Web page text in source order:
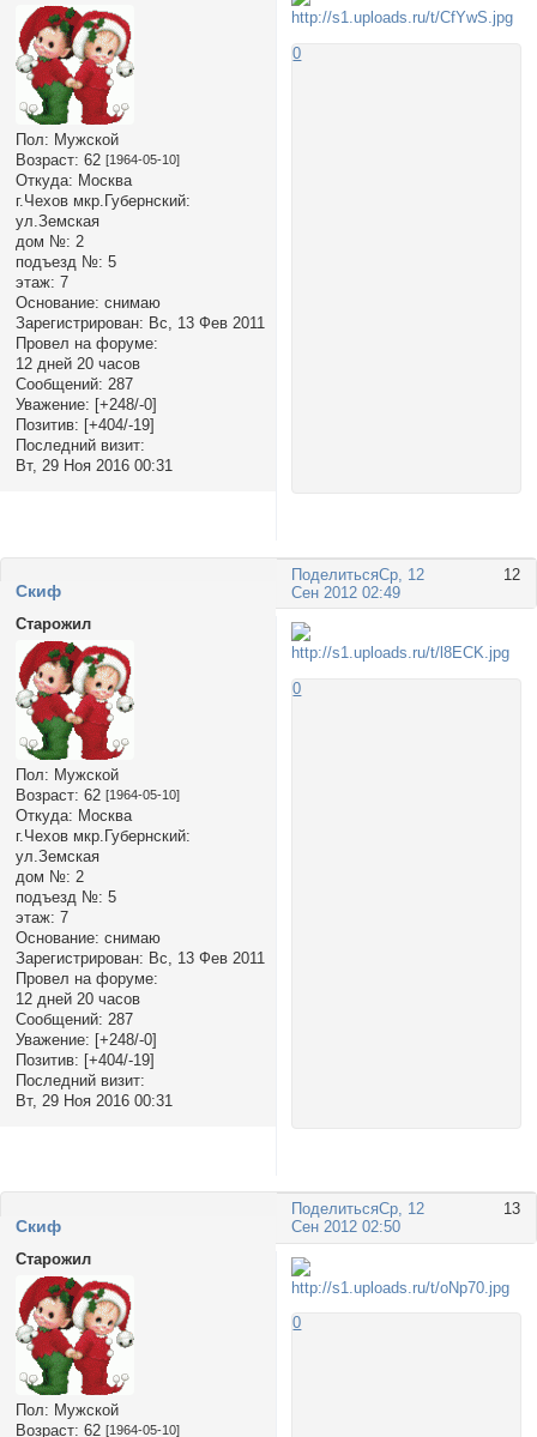
Пол: Мужской
Возраст: 62 [1964-05-10]
Откуда: Москва
г.Чехов мкр.Губернский:
ул.Земская
дом №: 2
подъезд №: 5
этаж: 7
Основание: снимаю
Зарегистрирован: Вс, 13 Фев 2011
Провел на форуме:
12 дней 20 часов
Сообщений: 287
Уважение: [+248/-0]
Позитив: [+404/-19]
Последний визит:
Вт, 29 Ноя 2016 00:31
0
Поделиться 12
Ср, 12
Сен 2012 02:49
Cкиф
Старожил
Пол: Мужской
Возраст: 62 [1964-05-10]
Откуда: Москва
г.Чехов мкр.Губернский:
ул.Земская
дом №: 2
подъезд №: 5
этаж: 7
Основание: снимаю
Зарегистрирован: Вс, 13 Фев 2011
Провел на форуме:
12 дней 20 часов
Сообщений: 287
Уважение: [+248/-0]
Позитив: [+404/-19]
Последний визит:
Вт, 29 Ноя 2016 00:31
0
Поделиться 13
Ср, 12
Сен 2012 02:50
Cкиф
Старожил
Пол: Мужской
Возраст: 62 [1964-05-10]
0